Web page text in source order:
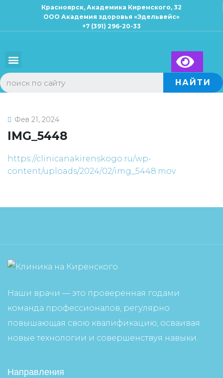
Красноярск, Академика Киренского, 32
ООО Академия здоровья «Эдельвейс»
+7 (391) 296-20-33
НАЙТИ
Фев 21, 2024
IMG_5448
https://clinicanakirenskogo.ru/wp-
content/uploads/2024/02/img_5448.mov
Наши врачи — это проверенная годами
команда профессионалов, регулярно
повышающая свою квалификацию, осваивая
новые технологии и совершенствуя навыки.
Направления
Запись к специалисту ×